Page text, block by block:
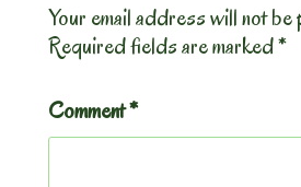
Your email address will not be
Required fields are marked*
Comment*